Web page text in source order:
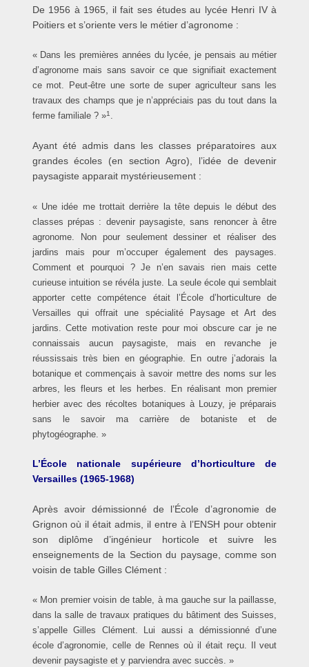
De 1956 à 1965, il fait ses études au lycée Henri IV à
Poitiers et s’oriente vers le métier d’agronome :
« Dans les premières années du lycée, je pensais au métier
d’agronome mais sans savoir ce que signifiait exactement
ce mot. Peut-être une sorte de super agriculteur sans les
travaux des champs que je n’appréciais pas du tout dans la
ferme familiale ? »1 .
Ayant été admis dans les classes préparatoires aux
grandes écoles (en section Agro), l’idée de devenir
paysagiste apparait mystérieusement :
« Une idée me trottait derrière la tête depuis le début des
classes prépas : devenir paysagiste, sans renoncer à être
agronome. Non pour seulement dessiner et réaliser des
jardins mais pour m’occuper également des paysages.
Comment et pourquoi ? Je n’en savais rien mais cette
curieuse intuition se révéla juste. La seule école qui semblait
apporter cette compétence était l’École d’horticulture de
Versailles qui offrait une spécialité Paysage et Art des
jardins. Cette motivation reste pour moi obscure car je ne
connaissais aucun paysagiste, mais en revanche je
réussissais très bien en géographie. En outre j’adorais la
botanique et commençais à savoir mettre des noms sur les
arbres, les fleurs et les herbes. En réalisant mon premier
herbier avec des récoltes botaniques à Louzy, je préparais
sans le savoir ma carrière de botaniste et de
phytogéographe. »
L’École nationale supérieure d’horticulture de
Versailles (1965-1968)
Après avoir démissionné de l’École d’agronomie de
Grignon où il était admis, il entre à l’ENSH pour obtenir
son diplôme d’ingénieur horticole et suivre les
enseignements de la Section du paysage, comme son
voisin de table Gilles Clément :
« Mon premier voisin de table, à ma gauche sur la paillasse,
dans la salle de travaux pratiques du bâtiment des Suisses,
s’appelle Gilles Clément. Lui aussi a démissionné d’une
école d’agronomie, celle de Rennes où il était reçu. Il veut
devenir paysagiste et y parviendra avec succès. »